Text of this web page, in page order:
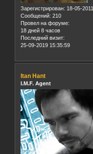
Зарегистрирован: 18-05-2011
Сообщений: 210
Провел на форуме:
18 дней 8 часов
Последний визит:
25-09-2019 15:35:59
Itan Hant
I.M.F. Agent